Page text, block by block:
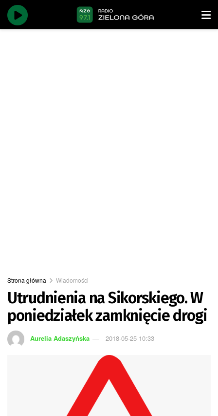
Strona główna Wiadomości
Utrudnienia na Sikorskiego. W
poniedziałek zamknięcie drogi
Aurelia Adaszyńska 2018-05-25 10:33